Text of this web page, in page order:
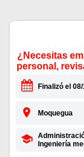
¿Necesitas
personal,
Finalizó el
Moquegua
Ingeniería